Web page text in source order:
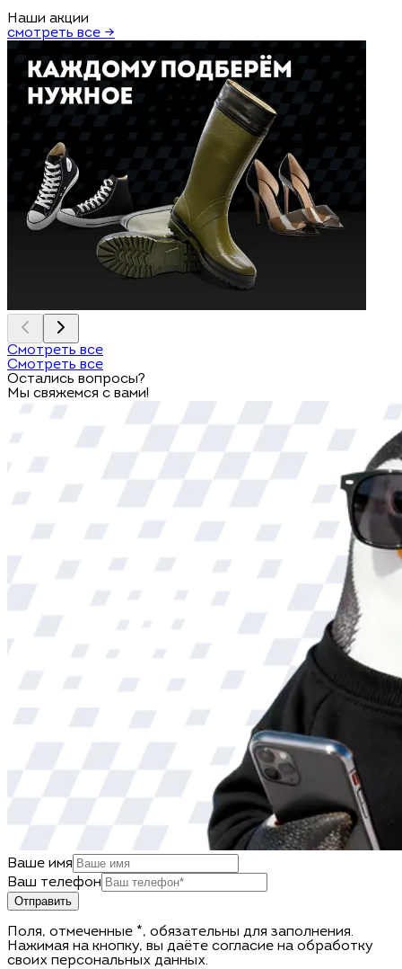
Наши акции
смотреть все →
Смотреть все
Смотреть все
Остались вопросы?
Мы свяжемся с вами!
Ваше имя
Ваш телефон
Отправить
Поля, отмеченные *, обязательны для заполнения.
Нажимая на кнопку, вы даёте согласие на обработку
своих персональных данных.